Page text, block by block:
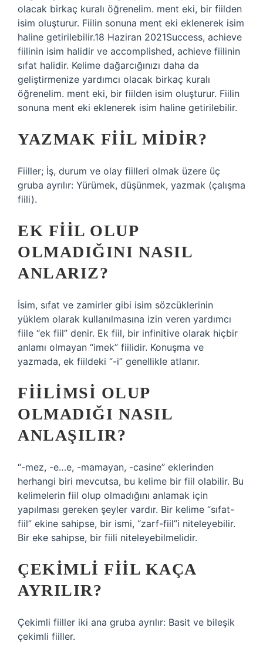
olacak birkaç kuralı öğrenelim. ment eki, bir fiilden
isim oluşturur. Fiilin sonuna ment eki eklenerek isim
haline getirilebilir.18 Haziran 2021Success, achieve
fiilinin isim halidir ve accomplished, achieve fiilinin
sıfat halidir. Kelime dağarcığınızı daha da
geliştirmenize yardımcı olacak birkaç kuralı
öğrenelim. ment eki, bir fiilden isim oluşturur. Fiilin
sonuna ment eki eklenerek isim haline getirilebilir.
YAZMAK FIIL MIDIR?
Fiiller; İş, durum ve olay fiilleri olmak üzere üç
gruba ayrılır: Yürümek, düşünmek, yazmak (çalışma
fiili).
EK FIIL OLUP
OLMADIĞINI NASIL
ANLARIZ?
İsim, sıfat ve zamirler gibi isim sözcüklerinin
yüklem olarak kullanılmasına izin veren yardımcı
fiile “ek fiil” denir. Ek fiil, bir infinitive olarak hiçbir
anlamı olmayan “imek” fiilidir. Konuşma ve
yazmada, ek fiildeki “-i” genellikle atlanır.
FIILIMSI OLUP
OLMADIĞI NASIL
ANLAŞILIR?
“-mez, -e…e, -mamayan, -casine” eklerinden
herhangi biri mevcutsa, bu kelime bir fiil olabilir. Bu
kelimelerin fiil olup olmadığını anlamak için
yapılması gereken şeyler vardır. Bir kelime “sıfat-
fiil” ekine sahipse, bir ismi, “zarf-fiil”i niteleyebilir.
Bir eke sahipse, bir fiili niteleyebilmelidir.
ÇEKIMLI FIIL KAÇA
AYRILIR?
Çekimli fiiller iki ana gruba ayrılır: Basit ve bileşik
çekimli fiiller.